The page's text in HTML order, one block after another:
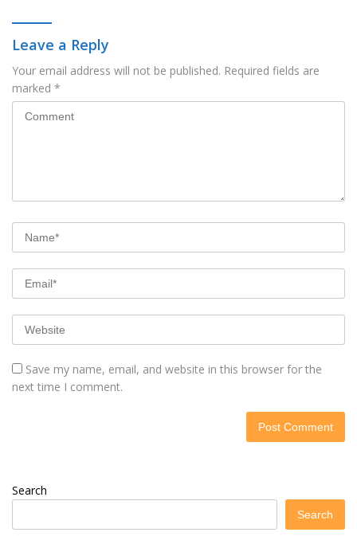
Leave a Reply
Your email address will not be published. Required fields are
marked *
Save my name, email, and website in this browser for the
next time I comment.
Search
Search